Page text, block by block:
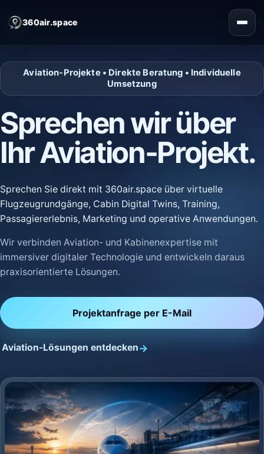
360air.space
Aviation-Projekte • Direkte Beratung • Individuelle
Umsetzung
Sprechen wir über
Ihr Aviation-Projekt.
Sprechen Sie direkt mit 360air.space über virtuelle
Flugzeugrundgänge, Cabin Digital Twins, Training,
Passagiererlebnis, Marketing und operative Anwendungen.
Wir verbinden Aviation- und Kabinenexpertise mit
immersiver digitaler Technologie und entwickeln daraus
praxisorientierte Lösungen.
Projektanfrage per E-Mail
Aviation-Lösungen entdecken